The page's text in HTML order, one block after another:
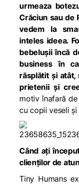
urmeaza
Crăciun sau de
vedem la
inteles ideea.
bebelușii încă
business în
răsplătit și atât,
prietenii și
motiv înafară
cu copii veseli
Când ați
clienților de
Tiny Humans